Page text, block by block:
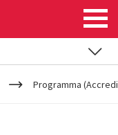
Programma